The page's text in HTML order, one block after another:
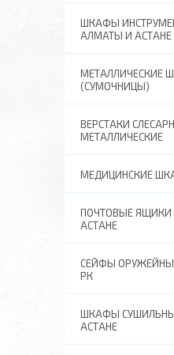
ШКАФЫ
АЛМАТЫ И АСТАНЕ
МЕТАЛЛИЧЕСКИЕ
(СУМОЧНИЦЫ)
ВЕРСТАКИ
МЕТАЛЛИЧЕСКИЕ
МЕДИЦИНСКИЕ
ПОЧТОВЫЕ ЯЩИКИ
АСТАНЕ
СЕЙФЫ
РК
ШКАФЫ
АСТАНЕ